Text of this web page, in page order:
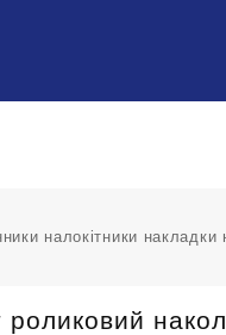
налокітники накладки
роликовий